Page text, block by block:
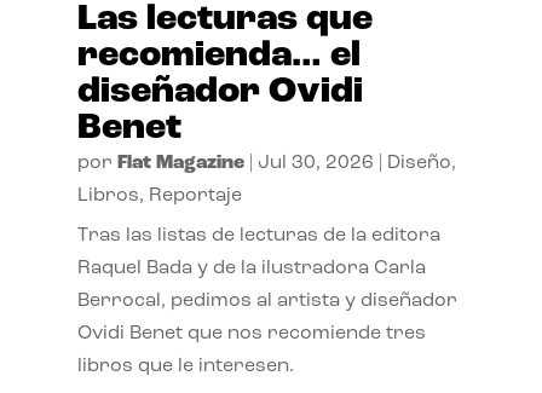
Las lecturas que
recomienda… el
diseñador Ovidi
Benet
por Flat Magazine| Jul 30, 2026 Diseño,
Libros, Reportaje
Tras las listas de lecturas de la editora
Raquel Bada y de la ilustradora Carla
Berrocal, pedimos al artista y diseñador
Ovidi Benet que nos recomiende tres
libros que le interesen.